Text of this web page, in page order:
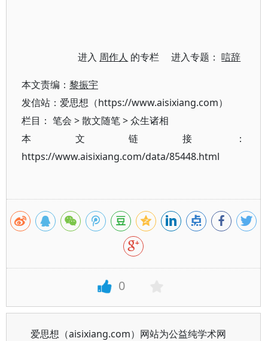
进入 周作人 的专栏 进入专题：唁辞
本文责编： 黎振宇
发信站：爱思想（https://www.aisixiang.com）
栏目： 笔会 >散文随笔>众生诸相
本文链接：
https://www.aisixiang.com/data/85448.html
0
爱思想（aisixiang.com）网站为公益纯学术网